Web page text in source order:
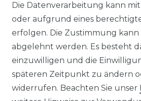
KONTAKT
Unsere
Die Datenverarbeitung kann
oder aufgrund eines
erfolgen. Die Zustimmung
abgelehnt werden. Es besteht
einzuwilligen und die
späteren Zeitpunkt zu ändern
widerrufen. Beachten Sie unser